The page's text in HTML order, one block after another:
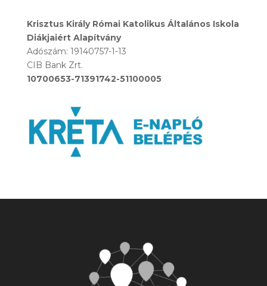
Krisztus Király Római Katolikus Általános Iskola
Diákjaiért Alapítvány
Adószám: 19140757-1-13
CIB Bank Zrt.
10700653-71391742-51100005